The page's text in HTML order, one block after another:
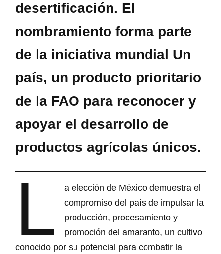
desertificación. El
nombramiento forma parte
de la iniciativa mundial Un
país, un producto prioritario
de la FAO para reconocer y
apoyar el desarrollo de
productos agrícolas únicos.
L
a elección de México demuestra el
compromiso del país de impulsar la
producción, procesamiento y
promoción del amaranto, un cultivo
conocido por su potencial para combatir la